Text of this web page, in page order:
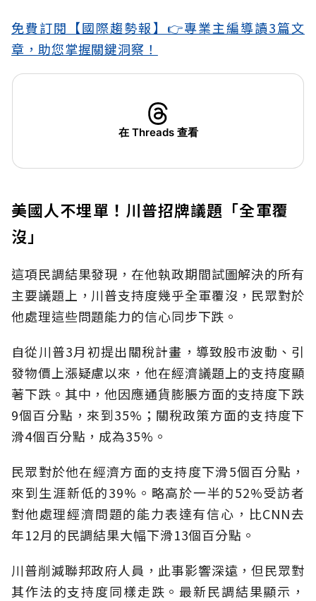
免費訂閱【國際趨勢報】👉專業主編導讀3篇文
章，助您掌握關鍵洞察！
在 Threads 查看
美國人不埋單！川普招牌議題「全軍覆
沒」
這項民調結果發現，在他執政期間試圖解決的所有
主要議題上，川普支持度幾乎全軍覆沒，民眾對於
他處理這些問題能力的信心同步下跌。
自從川普3月初提出關稅計畫，導致股巿波動、引
發物價上漲疑慮以來，他在經濟議題上的支持度顯
著下跌。其中，他因應通貨膨脹方面的支持度下跌
9個百分點，來到35%；關稅政策方面的支持度下
滑4個百分點，成為35%。
民眾對於他在經濟方面的支持度下滑5個百分點，
來到生涯新低的39%。略高於一半的52%受訪者
對他處理經濟問題的能力表達有信心，比CNN去
年12月的民調結果大幅下滑13個百分點。
川普削減聯邦政府人員，此事影響深遠，但民眾對
其作法的支持度同樣走跌。最新民調結果顯示，